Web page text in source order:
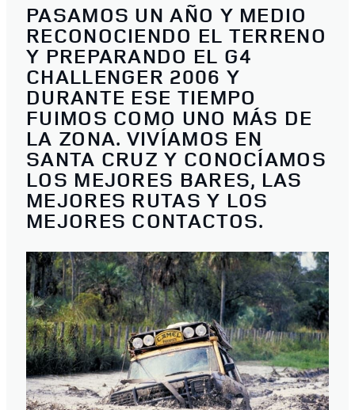
PASAMOS UN AÑO Y MEDIO
RECONOCIENDO EL TERRENO
Y PREPARANDO EL G4
CHALLENGER 2006 Y
DURANTE ESE TIEMPO
FUIMOS COMO UNO MÁS DE
LA ZONA. VIVÍAMOS EN
SANTA CRUZ Y CONOCÍAMOS
LOS MEJORES BARES, LAS
MEJORES RUTAS Y LOS
MEJORES CONTACTOS.